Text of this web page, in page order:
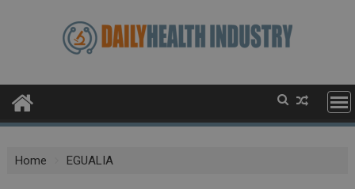
Home EGUALIA